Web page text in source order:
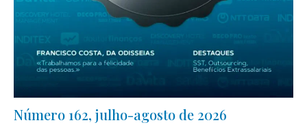
Número 162, julho-agosto de 2026